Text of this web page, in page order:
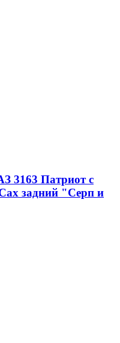
3163 Патриот с
задний "Серп и